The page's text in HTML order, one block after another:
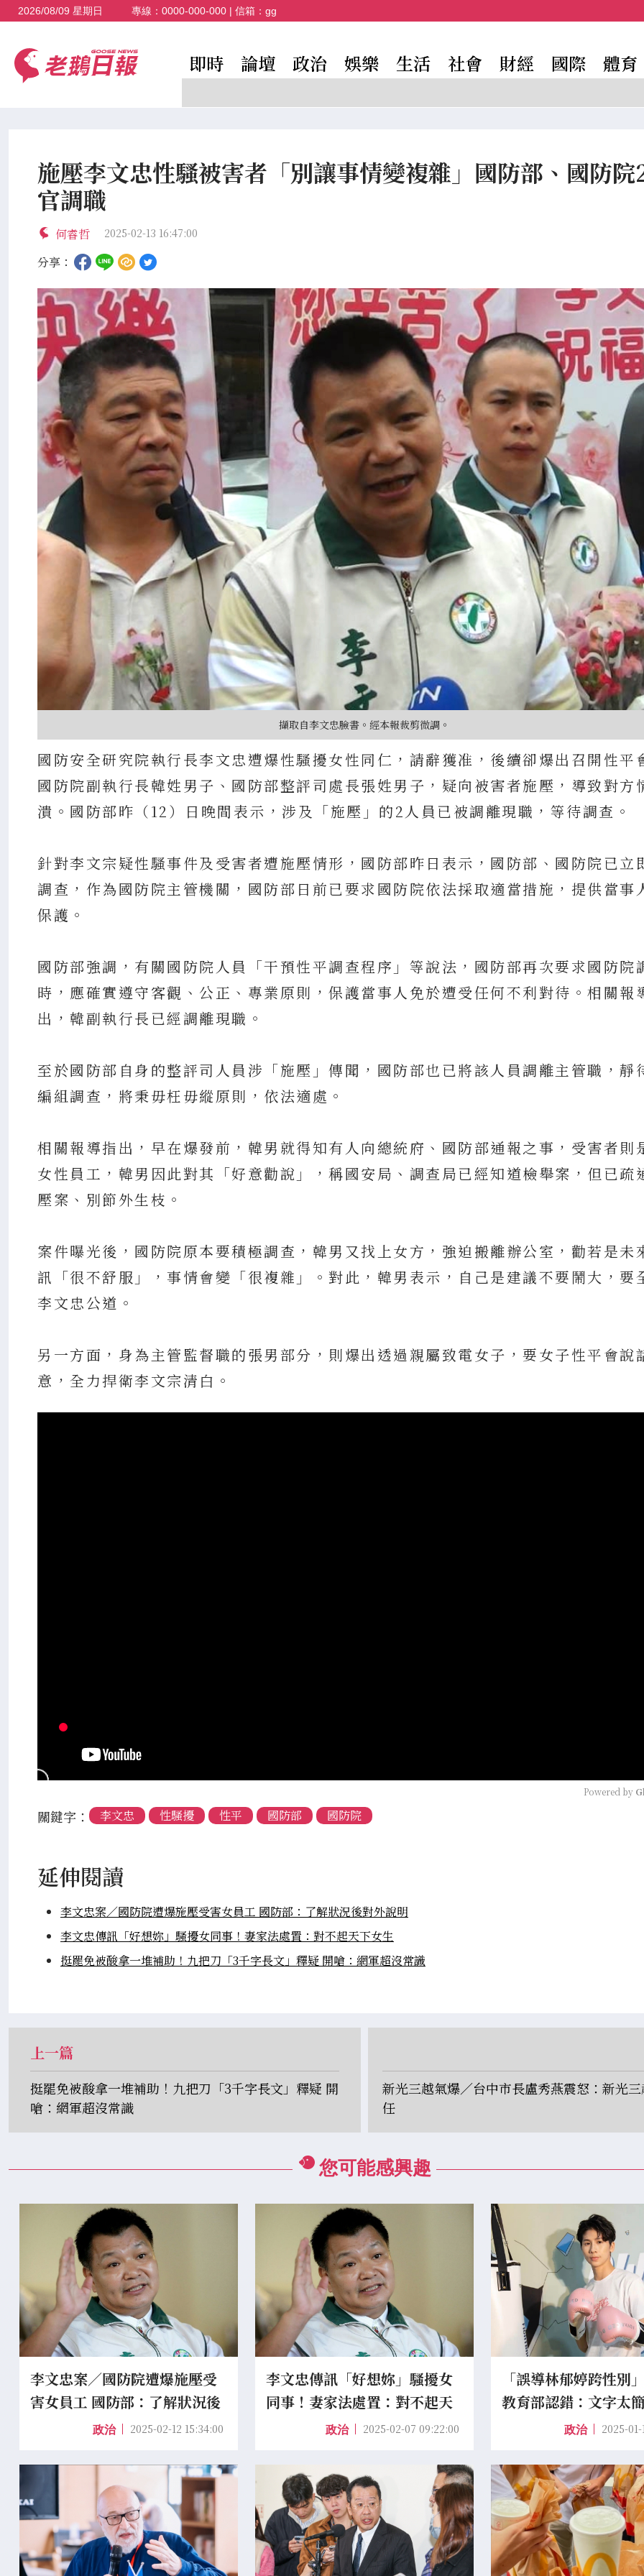
2026/08/09 星期日 專線： 0000-000-000 | 信箱： gg
即時 論壇 政治 娛樂 生活 社會 財經 國際 體育
施壓李文忠性騷被害者「別讓事情變複雜」國防部、國防院
官調職
何睿哲 2025-02-13 16:47:00
分享：
擷取自李文忠臉書。經本報裁剪微調。
國防安全研究院執行長李文忠遭爆性騷擾女性同仁，請辭獲准，後續卻爆出召開性平
國防院副執行長韓姓男子、國防部整評司處長張姓男子，疑向被害者施壓，導致對方
潰。國防部昨（12）日晚間表示，涉及「施壓」的2人員已被調離現職，等待調查。
針對李文宗疑性騷事件及受害者遭施壓情形，國防部昨日表示，國防部、國防院已立
調查，作為國防院主管機關，國防部日前已要求國防院依法採取適當措施，提供當事
保護。
國防部強調，有關國防院人員「干預性平調查程序」等說法，國防部再次要求國防院
時，應確實遵守客觀、公正、專業原則，保護當事人免於遭受任何不利對待。相關報
出，韓副執行長已經調離現職。
至於國防部自身的整評司人員涉「施壓」傳聞，國防部也已將該人員調離主管職，靜
編組調查，將秉毋枉毋縱原則，依法適處。
相關報導指出，早在爆發前，韓男就得知有人向總統府、國防部通報之事，受害者則
女性員工，韓男因此對其「好意勸說」，稱國安局、調查局已經知道檢舉案，但已疏
壓案、別節外生枝。
案件曝光後，國防院原本要積極調查，韓男又找上女方，強迫搬離辦公室，勸若是未
訊「很不舒服」，事情會變「很複雜」。對此，韓男表示，自己是建議不要鬧大，要
李文忠公道。
另一方面，身為主管監督職的張男部分，則爆出透過親屬致電女子，要女子性平會說
意，全力捍衛李文宗清白。
Powered by
關鍵字： 李文忠 性騷擾 性平 國防部 國防院
延伸閱讀
李文忠案／國防院遭爆施壓受害女員工 國防部：了解狀況後對外說明
李文忠傳訊「好想妳」騷擾女同事！妻家法處置：對不起天下女生
挺罷免被酸拿一堆補助！九把刀「3千字長文」釋疑 開嗆：網軍超沒常識
上一篇
挺罷免被酸拿一堆補助！九把刀「3千字長文」釋疑 開
嗆：網軍超沒常識
新光三越氣爆／台中市長盧秀燕震怒：新光
任
您可能感興趣
李文忠案／國防院遭爆施壓受
害女員工 國防部：了解狀況後
政治 2025-02-12 15:34:00
李文忠傳訊「好想妳」騷擾女
同事！妻家法處置：對不起天
政治 2025-02-07 09:22:00
「誤導林郁婷跨性別
教育部認錯：文字太
政治 2025-